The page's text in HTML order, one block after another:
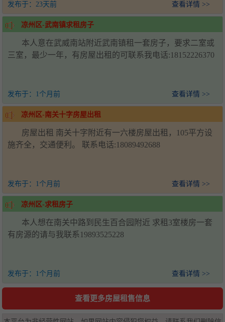
发布于： 23天前 查看详情 >>
凉州区-武南镇求租房子
本人意在武威南站附近武南镇租一套房子，要求二室或
三室，最少一年，有房屋出租的可联系我电话:18152226370
发布于： 1个月前 查看详情 >>
凉州区-南关十字房屋出租
房屋出租 南关十字附近有一六楼房屋出租，105平方设
施齐全，交通便利。 联系电话:18089492688
发布于： 1个月前 查看详情 >>
凉州区-求租房子
本人想在南关中路到民生百合园附近 求租3室楼房一套
有房源的请与我联系19893525228
发布于： 1个月前 查看详情 >>
查看更多房屋租售信息